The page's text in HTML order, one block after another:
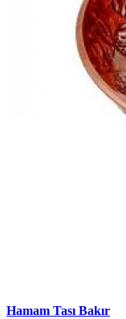
Hamam Tası Bakır